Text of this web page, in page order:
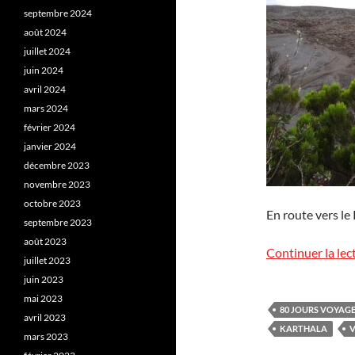
En route vers
Continuer la
80 JOURS
KARTHALA
septembre 2024
août 2024
juillet 2024
juin 2024
avril 2024
mars 2024
février 2024
janvier 2024
décembre 2023
novembre 2023
octobre 2023
septembre 2023
août 2023
juillet 2023
juin 2023
mai 2023
avril 2023
mars 2023